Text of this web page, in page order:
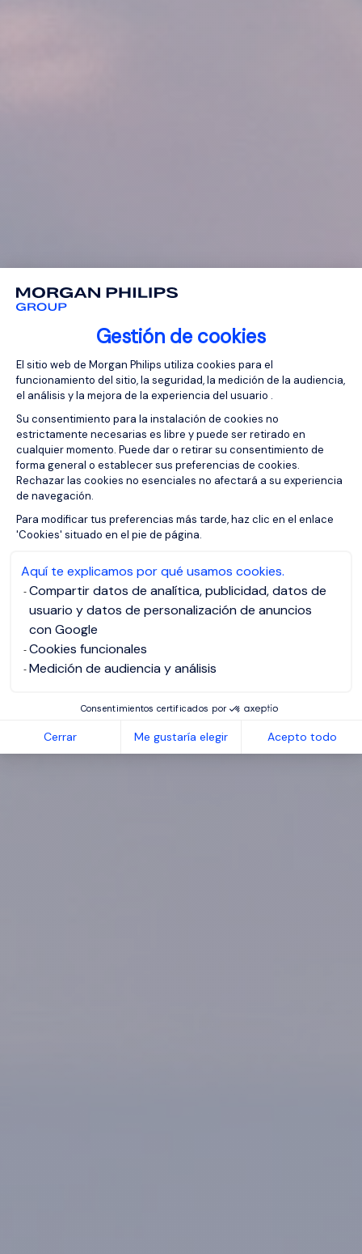
Gestión de cookies
Plataforma de Gestión de
El sitio web de Morgan Philips utiliza cookies para el
funcionamiento del sitio, la seguridad, la medición de la audiencia,
el análisis y la mejora de la experiencia del usuario .
Su consentimiento para la instalación de cookies no
estrictamente necesarias es libre y puede ser retirado en
cualquier momento. Puede dar o retirar su consentimiento de
forma general o establecer sus preferencias de cookies.
Rechazar las cookies no esenciales no afectará a su experiencia
de navegación.
Para modificar tus preferencias más tarde, haz clic en el enlace
'Cookies' situado en el pie de página.
Aquí te explicamos por qué usamos cookies.
Compartir datos de analítica, publicidad, datos de
usuario y datos de personalización de anuncios
con Google
Cookies funcionales
Medición de audiencia y análisis
Consentimientos certificados por
Cerrar Me gustaría elegir Acepto todo